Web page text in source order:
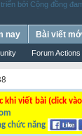
Forum Actions
nay Bài viết
khi viết bài (click
chức năng